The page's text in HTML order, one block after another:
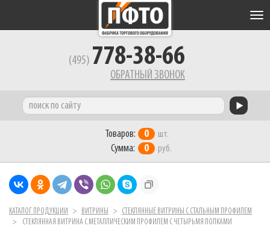
(495) 778-38-66
ОБРАТНЫЙ ЗВОНОК
Товаров: 0 шт.
Сумма: 0 руб.
КАТАЛОГ ПРОДУКЦИИ ВИТРИНЫ
СТЕКЛЯННЫЕ ВИТРИНЫ С СТАЛЬНЫМ ПРОФИЛЕМ
СТЕКЛЯННАЯ ВИТРИНА С МЕТАЛЛИЧЕСКИМ ПРОФИЛЕМ С ЧЕТЫРЬМЯ ПОЛКАМИ